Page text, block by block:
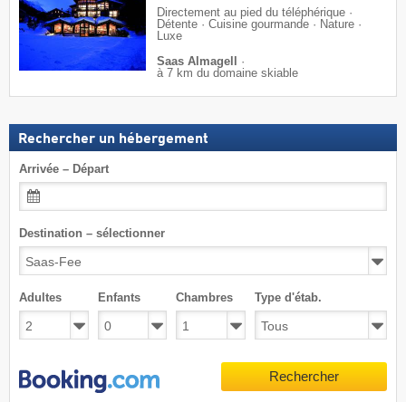
Directement au pied du téléphérique ·
Détente · Cuisine gourmande · Nature ·
Luxe
Saas Almagell
·
à 7 km du domaine skiable
Rechercher un hébergement
Arrivée – Départ
Destination – sélectionner
Adultes Enfants Chambres Type d'étab.
Rechercher